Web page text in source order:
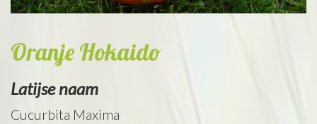
Oranje Hokaido
Latijse naam
Cucurbita Maxima